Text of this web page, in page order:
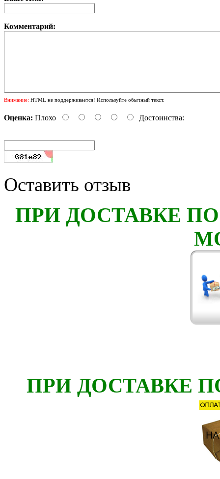
Комментарий:
Внимание: HTML не поддерживается! Используйте обычный текст.
Оценка: Плохо Достоинства:
Оставить отзыв
ПРИ ДОСТАВКЕ
ПРИ ДОСТАВКЕ